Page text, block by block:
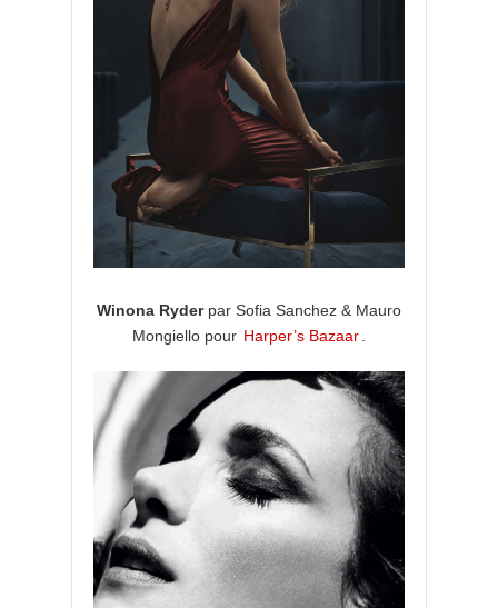
Winona Ryderpar Sofia Sanchez & Mauro
Mongiello pour Harper’s Bazaar